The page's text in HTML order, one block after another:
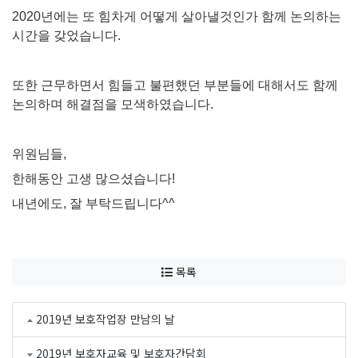
2020년에는 또 힘차게 어떻게 살아낼것인가 함께 논의하는
시간을 갖었습니다.
또한 근무하면서 힘들고 불편했던 부분들에 대해서도 함께
논의하며 해결점을 모색하였습니다.
위원님들,
한해동안 고생 많으셨습니다!
내년에도, 잘 부탁드립니다^^
목록
2019년 보호작업장 만남의 날
2019년 보호자교육 및 보호자간담회